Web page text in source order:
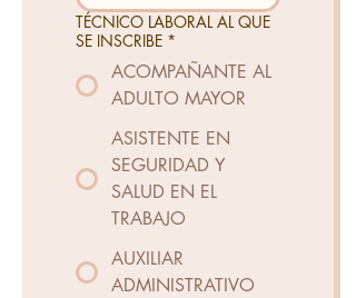
TÉCNICO LABORAL AL QUE
SE INSCRIBE *
ACOMPAÑANTE AL
ADULTO MAYOR
ASISTENTE EN
SEGURIDAD Y
SALUD EN EL
TRABAJO
AUXILIAR
ADMINISTRATIVO